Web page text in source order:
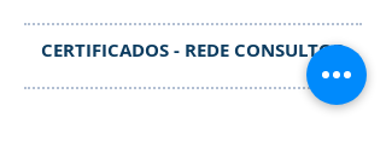
CERTIFICADOS - REDE CONSULTOR